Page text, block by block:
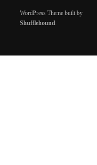
WordPress Theme built by
Shufflehound.